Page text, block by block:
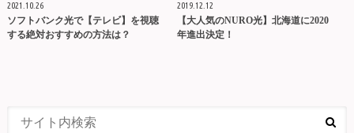
2021.10.26
ソフトバンク光で【テレビ】を視聴
する絶対おすすめの方法は？
2019.12.12
【大人気のNURO光】北海道に2020
年進出決定！